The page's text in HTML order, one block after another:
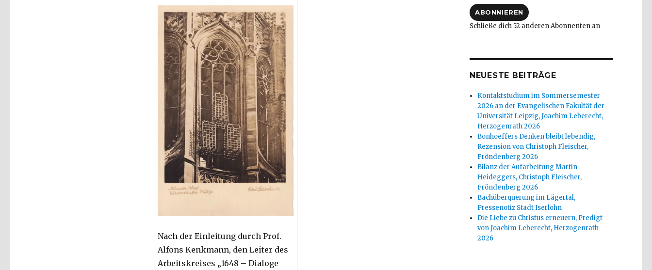
Nach der Einleitung durch Prof.
Alfons Kenkmann, den Leiter des
Arbeitskreises „1648 – Dialoge
ABONNIEREN
Schließe dich 52 anderen Abonnenten an
NEUESTE BEITRÄGE
Kontaktstudium im Sommersemester
2026 an der Evangelischen Fakultät der
Universität Leipzig, Joachim Leberecht,
Herzogenrath 2026
Bonhoeffers Denken bleibt lebendig,
Rezension von Christoph Fleischer,
Fröndenberg 2026
Bilanz der Aufarbeitung Martin
Heideggers, Christoph Fleischer,
Fröndenberg 2026
Bachüberquerung im Lägertal,
Pressenotiz Stadt Iserlohn
Die Liebe zu Christus erneuern, Predigt
von Joachim Leberecht, Herzogenrath
2026